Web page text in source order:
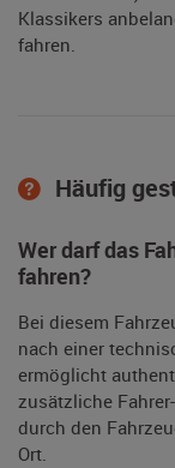
Klassikers
fahren.
Häufig
Wer darf das
fahren?
Bei diesem
nach einer
ermöglicht
zusätzliche
durch den
Ort.